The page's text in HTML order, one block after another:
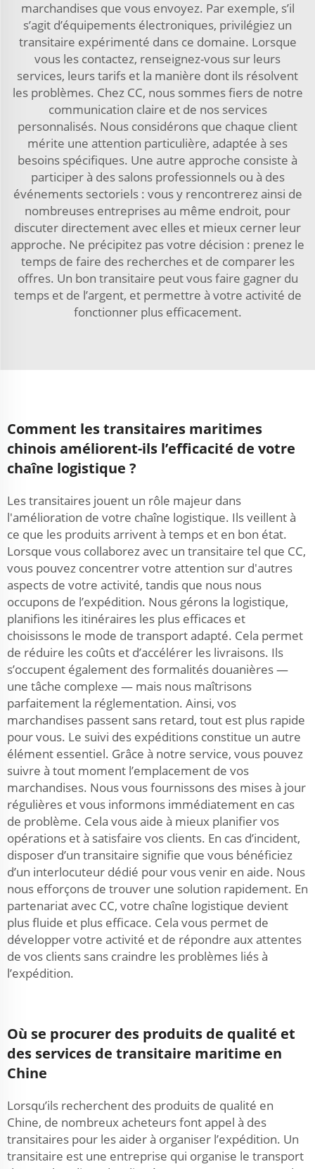
marchandises que vous envoyez. Par exemple, s’il
s’agit d’équipements électroniques, privilégiez un
transitaire expérimenté dans ce domaine. Lorsque
vous les contactez, renseignez-vous sur leurs
services, leurs tarifs et la manière dont ils résolvent
les problèmes. Chez CC, nous sommes fiers de notre
communication claire et de nos services
personnalisés. Nous considérons que chaque client
mérite une attention particulière, adaptée à ses
besoins spécifiques. Une autre approche consiste à
participer à des salons professionnels ou à des
événements sectoriels : vous y rencontrerez ainsi de
nombreuses entreprises au même endroit, pour
discuter directement avec elles et mieux cerner leur
approche. Ne précipitez pas votre décision : prenez le
temps de faire des recherches et de comparer les
offres. Un bon transitaire peut vous faire gagner du
temps et de l’argent, et permettre à votre activité de
fonctionner plus efficacement.
Comment les transitaires maritimes
chinois améliorent-ils l’efficacité de votre
chaîne logistique ?
Les transitaires jouent un rôle majeur dans
l'amélioration de votre chaîne logistique. Ils veillent à
ce que les produits arrivent à temps et en bon état.
Lorsque vous collaborez avec un transitaire tel que CC,
vous pouvez concentrer votre attention sur d'autres
aspects de votre activité, tandis que nous nous
occupons de l’expédition. Nous gérons la logistique,
planifions les itinéraires les plus efficaces et
choisissons le mode de transport adapté. Cela permet
de réduire les coûts et d’accélérer les livraisons. Ils
s’occupent également des formalités douanières —
une tâche complexe — mais nous maîtrisons
parfaitement la réglementation. Ainsi, vos
marchandises passent sans retard, tout est plus rapide
pour vous. Le suivi des expéditions constitue un autre
élément essentiel. Grâce à notre service, vous pouvez
suivre à tout moment l’emplacement de vos
marchandises. Nous vous fournissons des mises à jour
régulières et vous informons immédiatement en cas
de problème. Cela vous aide à mieux planifier vos
opérations et à satisfaire vos clients. En cas d’incident,
disposer d’un transitaire signifie que vous bénéficiez
d’un interlocuteur dédié pour vous venir en aide. Nous
nous efforçons de trouver une solution rapidement. En
partenariat avec CC, votre chaîne logistique devient
plus fluide et plus efficace. Cela vous permet de
développer votre activité et de répondre aux attentes
de vos clients sans craindre les problèmes liés à
l’expédition.
Où se procurer des produits de qualité et
des services de transitaire maritime en
Chine
Lorsqu’ils recherchent des produits de qualité en
Chine, de nombreux acheteurs font appel à des
transitaires pour les aider à organiser l’expédition. Un
transitaire est une entreprise qui organise le transport